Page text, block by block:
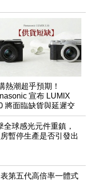
熱潮超乎預期！
宣布 LUMIX
將面臨缺貨與延遲交
間
全球感光元件重鎮，
暫停生產是否引發出
第五代高倍率一體式